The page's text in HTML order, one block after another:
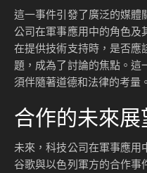
這一事件引發了廣泛的媒體
公司在軍事應用中的角色及
在提供技術支持時，是否應
題，成為了討論的焦點。這
須伴隨著道德和法律的考量。
合作的未來展
未來，科技公司在軍事應用
谷歌與以色列軍方的合作